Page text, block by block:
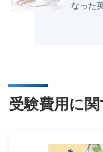
なった
受験費用に